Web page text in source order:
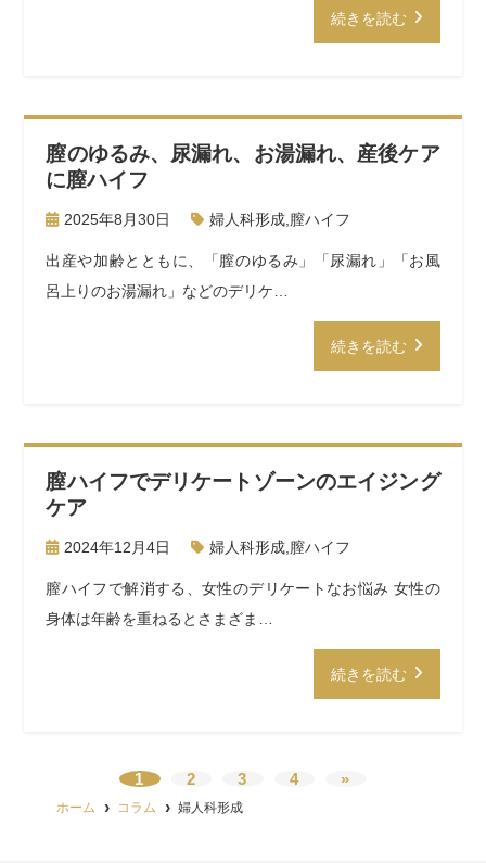
続きを読む
膣のゆるみ、尿漏れ、お湯漏れ、産後ケア
に膣ハイフ
2025年8月30日 婦人科形成 膣ハイフ
出産や加齢とともに、「膣のゆるみ」「尿漏れ」「お風
呂上りのお湯漏れ」などのデリケ…
続きを読む
膣ハイフでデリケートゾーンのエイジング
ケア
2024年12月4日 婦人科形成 膣ハイフ
膣ハイフで解消する、女性のデリケートなお悩み 女性の
身体は年齢を重ねるとさまざま…
続きを読む
1 2 3 4 »
ホーム コラム 婦人科形成